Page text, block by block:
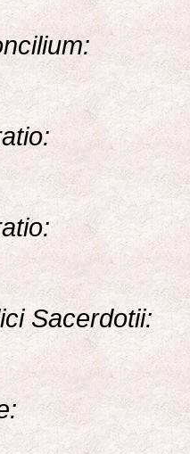
Sacerdotii: